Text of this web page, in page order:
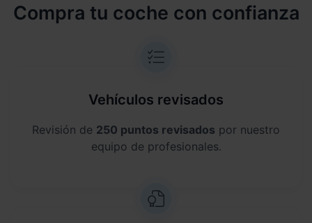
Compra tu coche con confianza
Vehículos revisados
Revisión de 250 puntos revisados por nuestro
equipo de profesionales.